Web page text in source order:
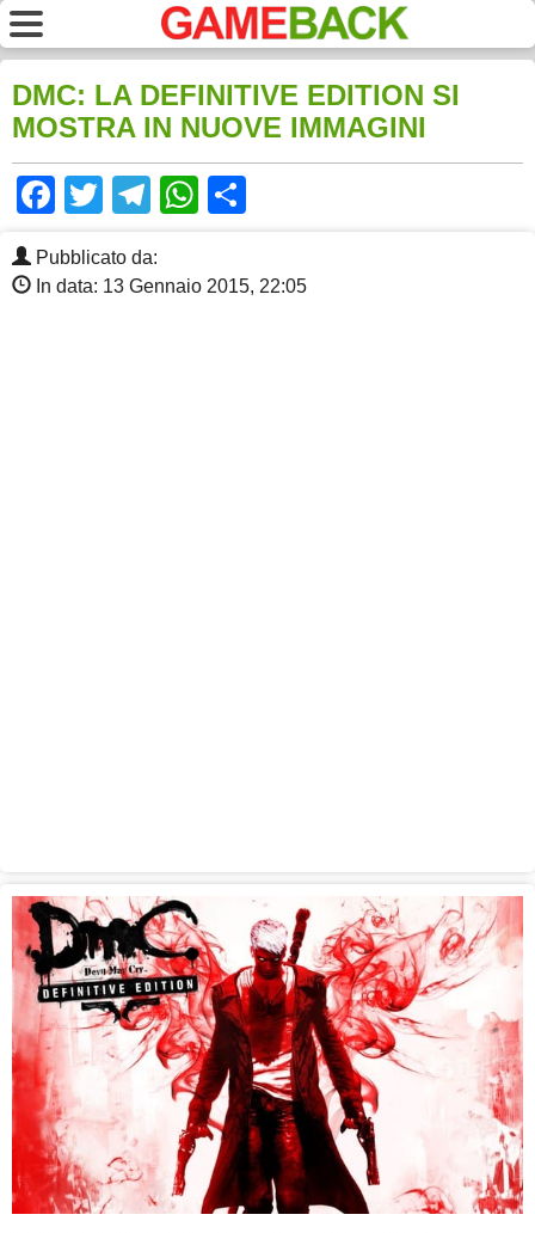
DMC: LA DEFINITIVE EDITION SI
MOSTRA IN NUOVE IMMAGINI
Facebook
TwitterTelegram
WhatsApp
Pubblicato da:
In data: 13 Gennaio 2015, 22:05